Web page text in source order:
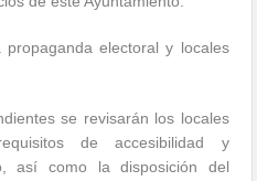
electoral y locales
se revisarán los locales
de accesibilidad y
así como la disposición del